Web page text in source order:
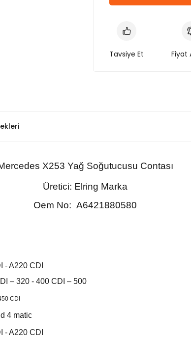
Tavsiye Et Fiyat
X253 Yağ Soğutucusu Contası
Üretici: Elring Marka
Oem No: A6421880580
- A220 CDI
– 320 - 400 CDI – 500
CDI
4 matic
- A220 CDI